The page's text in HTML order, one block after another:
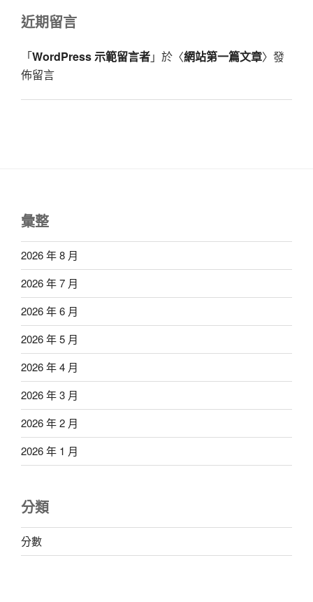
近期留言
「WordPress 示範留言者」於〈網站第一篇文章〉發
佈留言
彙整
2026 年 8 月
2026 年 7 月
2026 年 6 月
2026 年 5 月
2026 年 4 月
2026 年 3 月
2026 年 2 月
2026 年 1 月
分類
分數